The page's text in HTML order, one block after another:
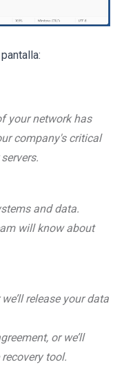
your network has
company's critical
and data.
will know about
release your data
or we’ll
tool.